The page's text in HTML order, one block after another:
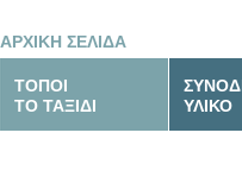
ΑΡΧΙΚΗ ΣΕΛΙΔΑ
ΤΟΠΟΙ
ΤΟ ΤΑΞΙΔΙ
ΥΛΙΚΟ